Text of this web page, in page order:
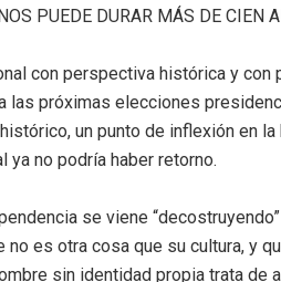
PUEDE DURAR MÁS DE CIEN
con perspectiva histórica y
las próximas elecciones
un punto de inflexión en
ya no podría haber retorno.
se viene
no es otra cosa que su cultura, y
sin identidad propia trata de